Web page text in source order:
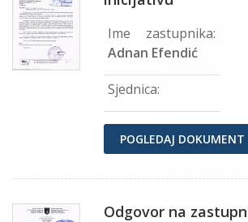
Ime zastupnika:
Adnan Efendić
Sjednica:
POGLEDAJ DOKUMENT
Odgovor na